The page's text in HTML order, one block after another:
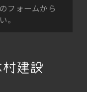
フォームから
。